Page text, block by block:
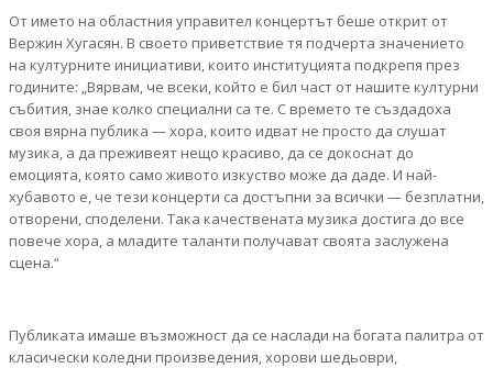
От името на областния управител концертът беше открит от
Вержин Хугасян. В своето приветствие тя подчерта значението
на културните инициативи, които институцията подкрепя през
годините: „Вярвам, че всеки, който е бил част от нашите културни
събития, знае колко специални са те. С времето те създадоха
своя вярна публика — хора, които идват не просто да слушат
музика, а да преживеят нещо красиво, да се докоснат до
емоцията, която само живото изкуство може да даде. И най-
хубавото е, че тези концерти са достъпни за всички — безплатни,
отворени, споделени. Така качествената музика достига до все
повече хора, а младите таланти получават своята заслужена
сцена.“
Публиката имаше възможност да се наслади на богата палитра от
класически коледни произведения, хорови шедьоври,